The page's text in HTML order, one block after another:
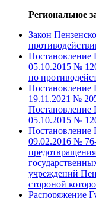
Региональное
Закон
Постановление
05.10.2015 №
по
Постановление
19.11.2021 №
Постановление
05.10.2015 №
Постановление
09.02.2016 №
учреждений
стороной
Распоряжение